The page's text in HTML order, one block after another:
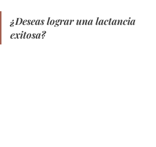
¿Deseas lograr una lactancia
exitosa?